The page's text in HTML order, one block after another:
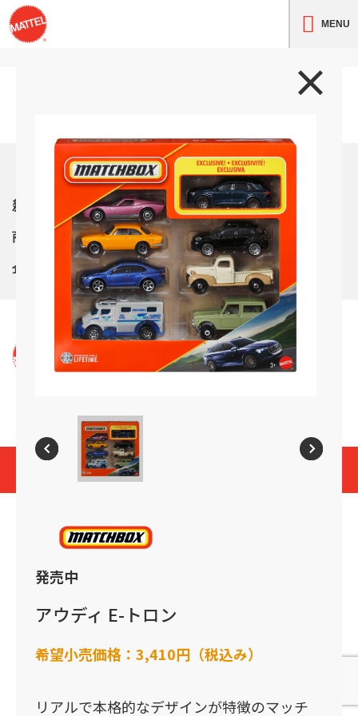
MENU
発売中
アウディ E-トロン
希望小売価格：3,410円（税込み）
リアルで本格的なデザインが特徴のマッチ
新着情報
商品紹介
企業情報
サイト利用条件
プライバシーポリシー
© 2026 Mattel. All Rights Reserved.